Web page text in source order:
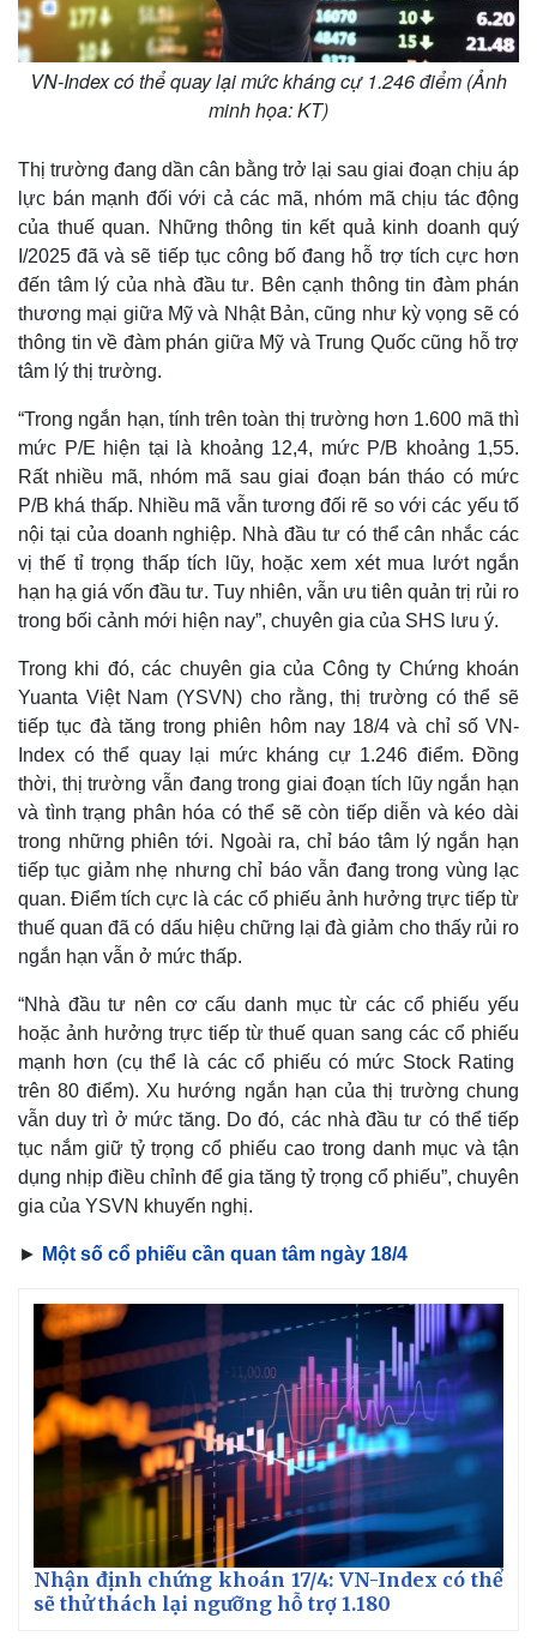
Bất động sản
Khởi nghiệp
Giá vàng
Tiêu dùng
Tỷ giá
Chứng khoán
Giá cà phê
VN-Index có thể quay lại mức kháng cự 1.246 điểm (Ảnh
minh họa: KT)
Thị trường đang dần cân bằng trở lại sau giai đoạn chịu áp
lực bán mạnh đối với cả các mã, nhóm mã chịu tác động
của thuế quan. Những thông tin kết quả kinh doanh quý
I/2025 đã và sẽ tiếp tục công bố đang hỗ trợ tích cực hơn
đến tâm lý của nhà đầu tư. Bên cạnh thông tin đàm phán
thương mại giữa Mỹ và Nhật Bản, cũng như kỳ vọng sẽ có
thông tin về đàm phán giữa Mỹ và Trung Quốc cũng hỗ trợ
tâm lý thị trường.
“Trong ngắn hạn, tính trên toàn thị trường hơn 1.600 mã thì
mức P/E hiện tại là khoảng 12,4, mức P/B khoảng 1,55.
Rất nhiều mã, nhóm mã sau giai đoạn bán tháo có mức
P/B khá thấp. Nhiều mã vẫn tương đối rẽ so với các yếu tố
nội tại của doanh nghiệp. Nhà đầu tư có thể cân nhắc các
vị thế tỉ trọng thấp tích lũy, hoặc xem xét mua lướt ngắn
hạn hạ giá vốn đầu tư. Tuy nhiên, vẫn ưu tiên quản trị rủi ro
trong bối cảnh mới hiện nay”, chuyên gia của SHS lưu ý.
Trong khi đó, các chuyên gia của Công ty Chứng khoán
Yuanta Việt Nam (YSVN) cho rằng, thị trường có thể sẽ
tiếp tục đà tăng trong phiên hôm nay 18/4 và chỉ số VN-
Index có thể quay lại mức kháng cự 1.246 điểm. Đồng
thời, thị trường vẫn đang trong giai đoạn tích lũy ngắn hạn
và tình trạng phân hóa có thể sẽ còn tiếp diễn và kéo dài
trong những phiên tới. Ngoài ra, chỉ báo tâm lý ngắn hạn
tiếp tục giảm nhẹ nhưng chỉ báo vẫn đang trong vùng lạc
quan. Điểm tích cực là các cổ phiếu ảnh hưởng trực tiếp từ
thuế quan đã có dấu hiệu chững lại đà giảm cho thấy rủi ro
ngắn hạn vẫn ở mức thấp.
“Nhà đầu tư nên cơ cấu danh mục từ các cổ phiếu yếu
hoặc ảnh hưởng trực tiếp từ thuế quan sang các cổ phiếu
mạnh hơn (cụ thể là các cổ phiếu có mức Stock Rating
trên 80 điểm). Xu hướng ngắn hạn của thị trường chung
vẫn duy trì ở mức tăng. Do đó, các nhà đầu tư có thể tiếp
tục nắm giữ tỷ trọng cổ phiếu cao trong danh mục và tận
dụng nhịp điều chỉnh để gia tăng tỷ trọng cổ phiếu”, chuyên
gia của YSVN khuyến nghị.
► Một số cổ phiếu cần quan tâm ngày 18/4
Nhận định chứng khoán 17/4: VN-Index có thể
sẽ thử thách lại ngưỡng hỗ trợ 1.180